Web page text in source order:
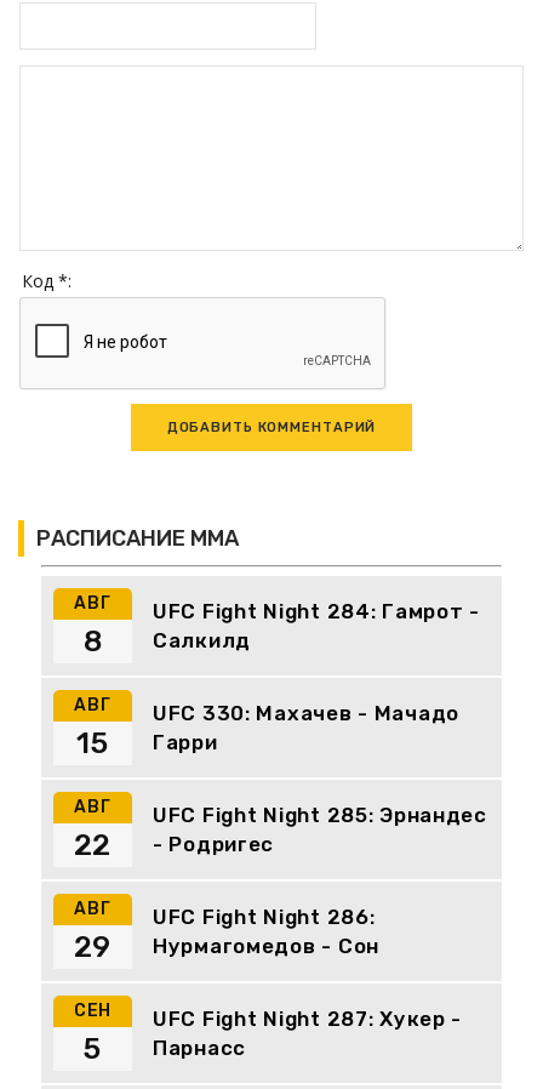
РАСПИСАНИЕ ММА
АВГ
UFC Fight Night 284: Гамрот -
Салкилд
8
АВГ
UFC 330: Махачев - Мачадо
Гарри
15
АВГ
UFC Fight Night 285: Эрнандес
- Родригес
22
АВГ
UFC Fight Night 286:
Нурмагомедов - Сон
29
СЕН
UFC Fight Night 287: Хукер -
Парнасс
5
Код *: